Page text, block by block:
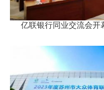
亿联银行同业交流会开